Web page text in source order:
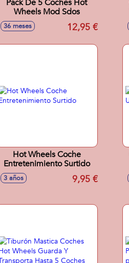
Pack De 5 Coches Hot
Wheels Mod Sdos
36 meses 12,95 €
Hot Wheels Coche
Entretenimiento Surtido
3 años 9,95 €